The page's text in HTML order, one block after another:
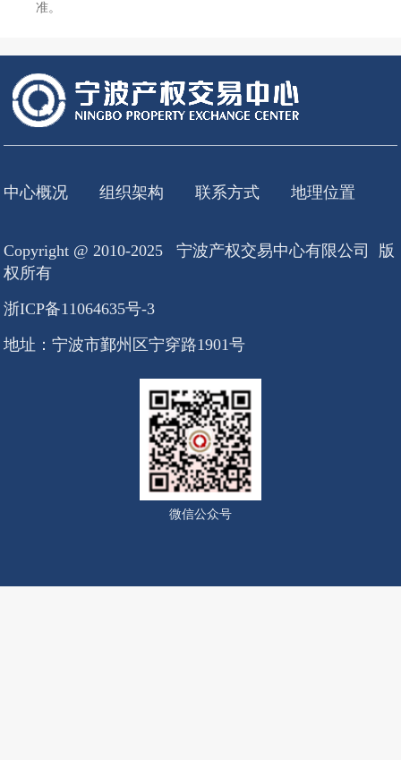
准。
中心概况 组织架构 联系方式 地理位置
Copyright @ 2010-2025 宁波产权交易中心有限公司 版
权所有
浙ICP备11064635号-3
地址：宁波市鄞州区宁穿路1901号
微信公众号